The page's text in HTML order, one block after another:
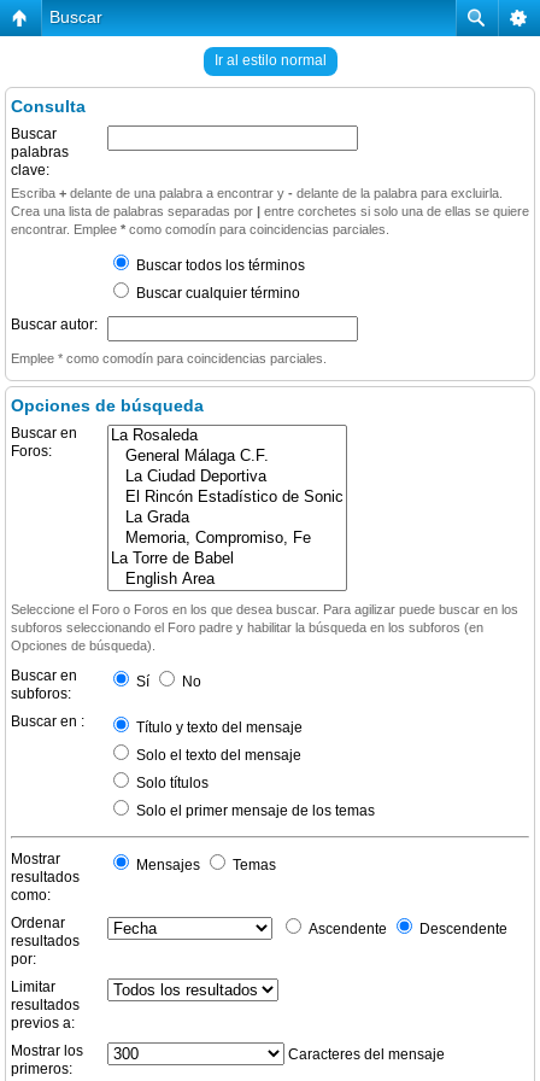
Buscar
Ir al estilo normal
Consulta
Buscar
palabras
clave:
Escriba + delante de una palabra a encontrar y - delante de la palabra para excluirla.
Crea una lista de palabras separadas por | entre corchetes si solo una de ellas se quiere
encontrar. Emplee * como comodín para coincidencias parciales.
Buscar todos los términos
Buscar cualquier término
Buscar autor:
Emplee * como comodín para coincidencias parciales.
Opciones de búsqueda
Buscar en
Foros:
Seleccione el Foro o Foros en los que desea buscar. Para agilizar puede buscar en los
subforos seleccionando el Foro padre y habilitar la búsqueda en los subforos (en
Opciones de búsqueda).
Buscar en
subforos:
Sí No
Buscar en :
Título y texto del mensaje
Solo el texto del mensaje
Solo títulos
Solo el primer mensaje de los temas
Mostrar
resultados
como:
Mensajes Temas
Ordenar
resultados
por:
Ascendente Descendente
Limitar
resultados
previos a:
Mostrar los
primeros:
Caracteres del mensaje